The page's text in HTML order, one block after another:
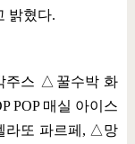
밝혔다.
주스 △ 꿀수박 화
POP 매실 아이스
라또 파르페 , △망